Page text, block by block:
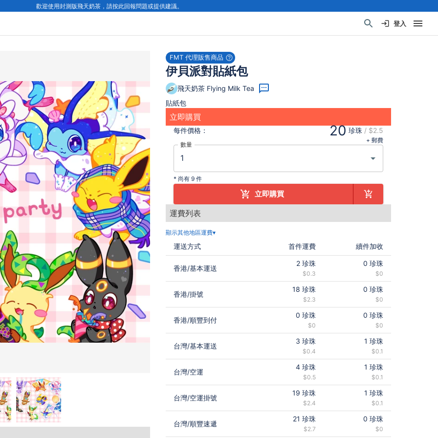
歡迎使用封測版飛天奶茶，請按此回報問題或提供建議。
登入
FMT 代理販售商品
伊貝派對貼紙包
飛天奶茶 Flying Milk Tea
貼紙包
立即購買
每件價格： 20 珍珠 / $2.5
+ 郵費
數量
* 尚有 9 件
立即購買
運費列表
顯示其他地區運費▾
運送方式 首件運費 續件加收
香港/基本運送
2珍珠
$0.3
0 珍珠
$0
香港/掛號
18 珍珠
$2.3
0 珍珠
$0
香港/順豐到付
0 珍珠
$0
0 珍珠
$0
台灣/基本運送
3 珍珠
$0.4
1 珍珠
$0.1
台灣/空運
4珍珠
$0.5
1 珍珠
$0.1
台灣/空運掛號
19 珍珠
$2.4
1 珍珠
$0.1
台灣/順豐速遞
21 珍珠
$2.7
0 珍珠
$0